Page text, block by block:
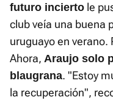
futuro incierto le
club veía una buena
uruguayo en verano.
Ahora, Araujo solo
blaugrana. "Estoy
la recuperación",